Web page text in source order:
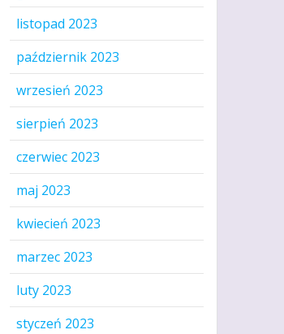
listopad 2023
październik 2023
wrzesień 2023
sierpień 2023
czerwiec 2023
maj 2023
kwiecień 2023
marzec 2023
luty 2023
styczeń 2023